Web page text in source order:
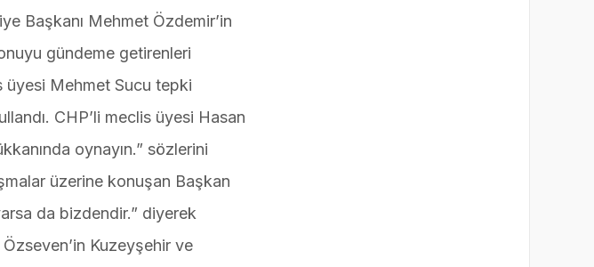
Başkanı Mehmet Özdemir’in
gündeme getirenleri
üyesi Mehmet Sucu tepki
CHP’li meclis üyesi Hasan
oynayın.” sözlerini
üzerine konuşan Başkan
da bizdendir.” diyerek
Kuzeyşehir ve